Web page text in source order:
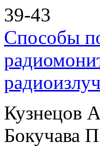
39-43
Способы
Кузнецов
Бокучава